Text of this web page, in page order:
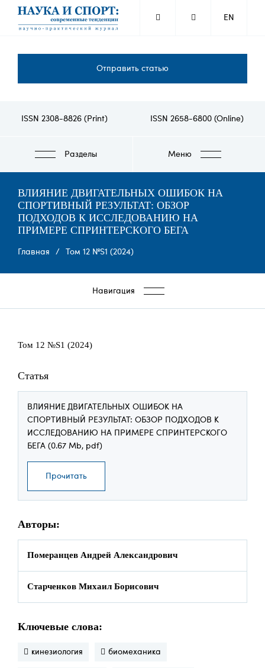
Перейти
основному
EN
Отправить статью
ISSN 2308-8826 (Print) ISSN 2658-6800 (Online)
Разделы Меню
ВЛИЯНИЕ ДВИГАТЕЛЬНЫХ ОШИБОК НА
СПОРТИВНЫЙ РЕЗУЛЬТАТ: ОБЗОР
ПОДХОДОВ К ИССЛЕДОВАНИЮ НА
ПРИМЕРЕ СПРИНТЕРСКОГО БЕГА
Строка
навигации
Главная Том 12 №S1 (2024)
Навигация
Том 12 №S1 (2024)
Статья
ВЛИЯНИЕ ДВИГАТЕЛЬНЫХ ОШИБОК НА
СПОРТИВНЫЙ РЕЗУЛЬТАТ: ОБЗОР ПОДХОДОВ К
ИССЛЕДОВАНИЮ НА ПРИМЕРЕ СПРИНТЕРСКОГО
БЕГА (0.67 Mb, pdf)
Прочитать
Авторы:
Померанцев Андрей Александрович
Старченков Михаил Борисович
Ключевые слова:
кинезиология биомеханика